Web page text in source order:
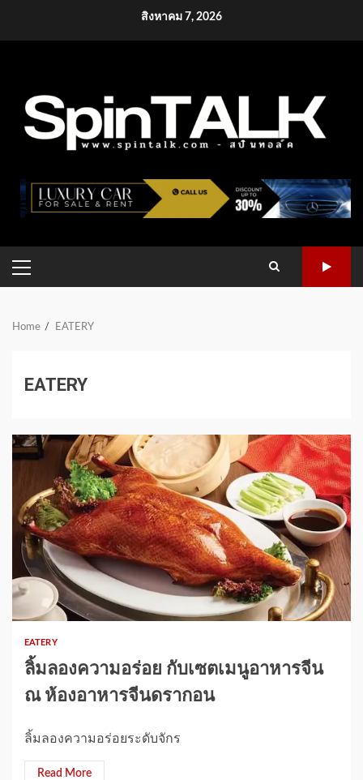
สิงหาคม 7, 2026
PRIMARY
MENU
Home EATERY
EATERY
1 min read
EATERY
ลิ้มลองความอร่อย กับเซตเมนูอาหารจีน
ณ ห้องอาหารจีนดรากอน
ลิ้มลองความอร่อยระดับจักร
Read More